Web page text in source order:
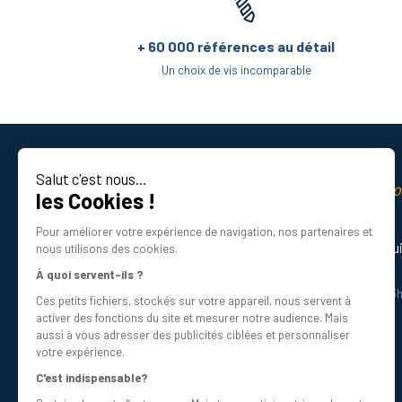
Salut c'est nous...
les Cookies !
Pour améliorer votre expérience de navigation, nos partenaires et
nous utilisons des cookies.
À quoi servent-ils ?
Ces petits fichiers, stockés sur votre appareil, nous servent à
activer des fonctions du site et mesurer notre audience. Mais
aussi à vous adresser des publicités ciblées et personnaliser
votre expérience.
C'est indispensable?
Quels sont les modèles d’écrous
Notre magasin de visserie en ligne regroupe des
entre autres.
des écrous frein de type Nylstop, écrou
des écrous à souder ;
des écrous à ailettes, présentant
Ainsi, tous les types d’écrous les plus
+ 60 000 références au détail
Un choix de vis incomparable
La qualité
Besoin d’aide ? Nos experts vous
Du lundi au vendredi de 8h30 à 12h30 et
Écrivez-nous
info@bricovis.fr